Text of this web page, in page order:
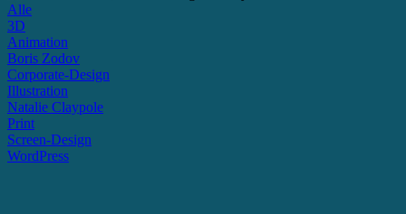
Alle
3D
Animation
Boris Zodov
Corporate-Design
Illustration
Natalie Claypole
Print
Screen-Design
WordPress